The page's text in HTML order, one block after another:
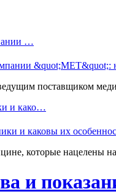
…
поставщиком
и како…
которые нацелены
и